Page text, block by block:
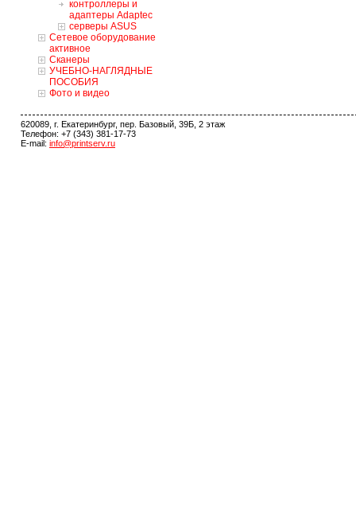
контроллеры и
адаптеры Adaptec
серверы ASUS
Сетевое оборудование
активное
Сканеры
УЧЕБНО-НАГЛЯДНЫЕ
ПОСОБИЯ
Фото и видео
620089, г. Екатеринбург, пер. Базовый, 39Б, 2 этаж
Телефон: +7 (343) 381-17-73
E-mail: info@printserv.ru